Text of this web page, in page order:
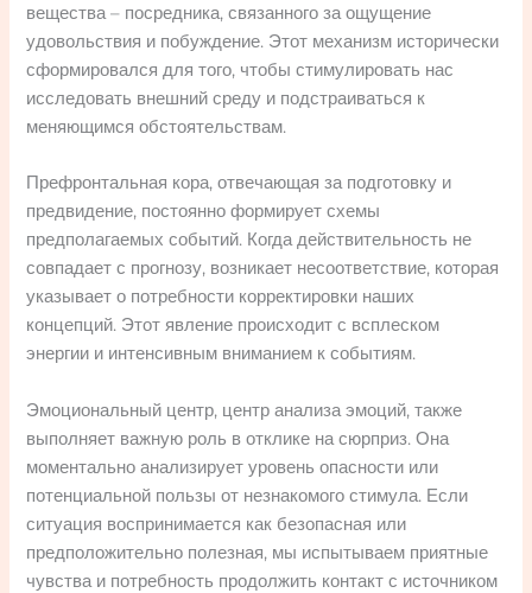
вещества – посредника, связанного за ощущение
удовольствия и побуждение. Этот механизм исторически
сформировался для того, чтобы стимулировать нас
исследовать внешний среду и подстраиваться к
меняющимся обстоятельствам.
Префронтальная кора, отвечающая за подготовку и
предвидение, постоянно формирует схемы
предполагаемых событий. Когда действительность не
совпадает с прогнозу, возникает несоответствие, которая
указывает о потребности корректировки наших
концепций. Этот явление происходит с всплеском
энергии и интенсивным вниманием к событиям.
Эмоциональный центр, центр анализа эмоций, также
выполняет важную роль в отклике на сюрприз. Она
моментально анализирует уровень опасности или
потенциальной пользы от незнакомого стимула. Если
ситуация воспринимается как безопасная или
предположительно полезная, мы испытываем приятные
чувства и потребность продолжить контакт с источником